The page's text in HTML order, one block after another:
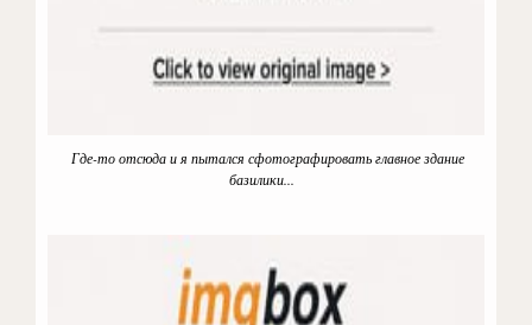
Где-то отсюда и я пытался сфотографировать главное здание
базилики...